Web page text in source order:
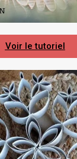
Voir le tutoriel